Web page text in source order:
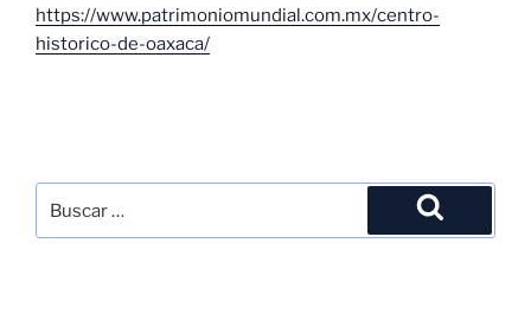
https://www.patrimoniomundial.com.mx/centro-
historico-de-oaxaca/